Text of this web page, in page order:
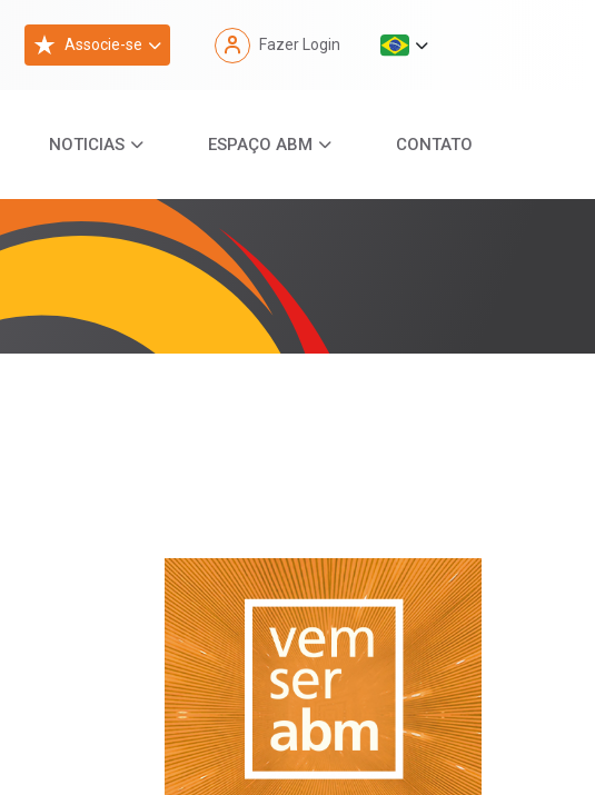
Associe-se Fazer Login
NOTICIAS ESPAÇO ABM CONTATO